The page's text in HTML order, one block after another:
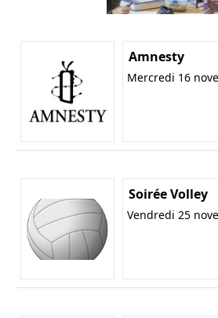
Amnesty
Mercredi 16
Soirée Volley
Vendredi 25